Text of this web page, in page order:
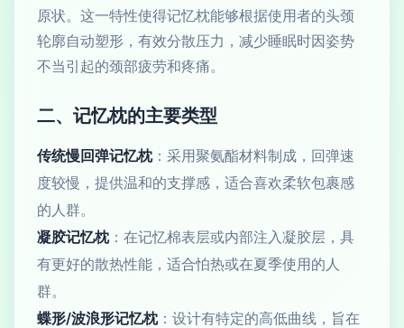
原状。这一特性使得记忆枕能够根据使用者的头颈
轮廓自动塑形，有效分散压力，减少睡眠时因姿势
不当引起的颈部疲劳和疼痛。
二、记忆枕的主要类型
传统慢回弹记忆枕：采用聚氨酯材料制成，回弹速
度较慢，提供温和的支撑感，适合喜欢柔软包裹感
的人群。
凝胶记忆枕：在记忆棉表层或内部注入凝胶层，具
有更好的散热性能，适合怕热或在夏季使用的人
群。
蝶形/波浪形记忆枕：设计有特定的高低曲线，旨在